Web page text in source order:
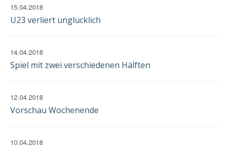
15.04.2018
U23 verliert unglücklich
14.04.2018
Spiel mit zwei verschiedenen Hälften
12.04.2018
Vorschau Wochenende
10.04.2018